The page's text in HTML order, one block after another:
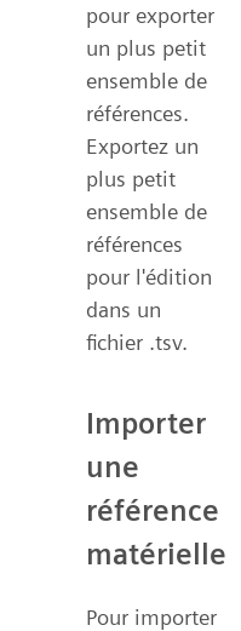
pour exporter
un plus petit
ensemble de
références.
Exportez un
plus petit
ensemble de
références
pour l'édition
dans un
fichier .tsv.
Importer
une
référence
matérielle
Pour importer